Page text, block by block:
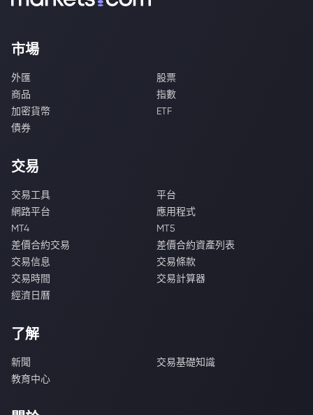
市場
外匯
股票
商品
指數
加密貨幣
ETF
債券
交易
交易工具
平台
網路平台
應用程式
MT4
MT5
差價合約交易
差價合約資產列表
交易信息
交易條款
交易時間
交易計算器
經濟日曆
了解
新聞
交易基礎知識
教育中心